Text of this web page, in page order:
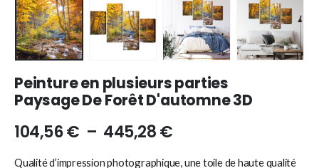
Peinture en plusieurs parties
Paysage De Forêt D'automne 3D
104,56€ – 445,28€
Qualité d’impression photographique, une toile de haute qualité